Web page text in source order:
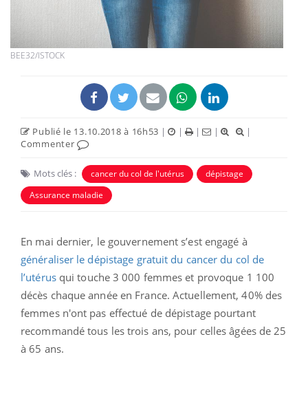
BEE32/ISTOCK
Publié le 13.10.2018 à 16h53 | | | |
|
Commenter
Mots clés : cancer du col de l'utérus
dépistage
Assurance maladie
En mai dernier, le gouvernement s’est engagé à
généraliser le dépistage gratuit du cancer du col de
l’utérusqui touche 3 000 femmes et provoque 1 100
décès chaque année en France. Actuellement, 40% des
femmes n'ont pas effectué de dépistage pourtant
recommandé tous les trois ans, pour celles âgées de 25
à 65 ans.